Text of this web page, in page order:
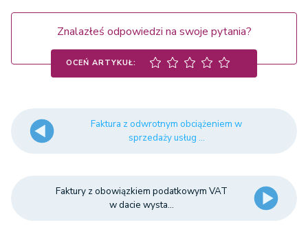
Znalazłeś odpowiedzi na swoje pytania?
OCEŃ ARTYKUŁ:
Faktura z odwrotnym obciążeniem w
sprzedaży usług ...
Faktury z obowiązkiem podatkowym VAT
w dacie wysta...